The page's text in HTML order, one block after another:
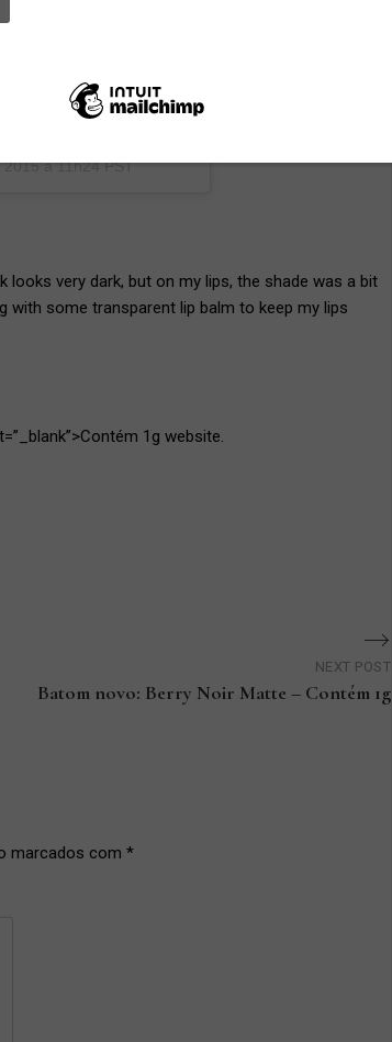
à 11h24 PST
looks very dark, but on my lips, the shade was a bit
with some transparent lip balm to keep my lips
1g website.
NEXT POST
Batom novo: Berry Noir Matte – Contém 1g
marcados com *